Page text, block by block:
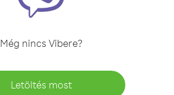
Még nincs Vibere?
Letöltés most